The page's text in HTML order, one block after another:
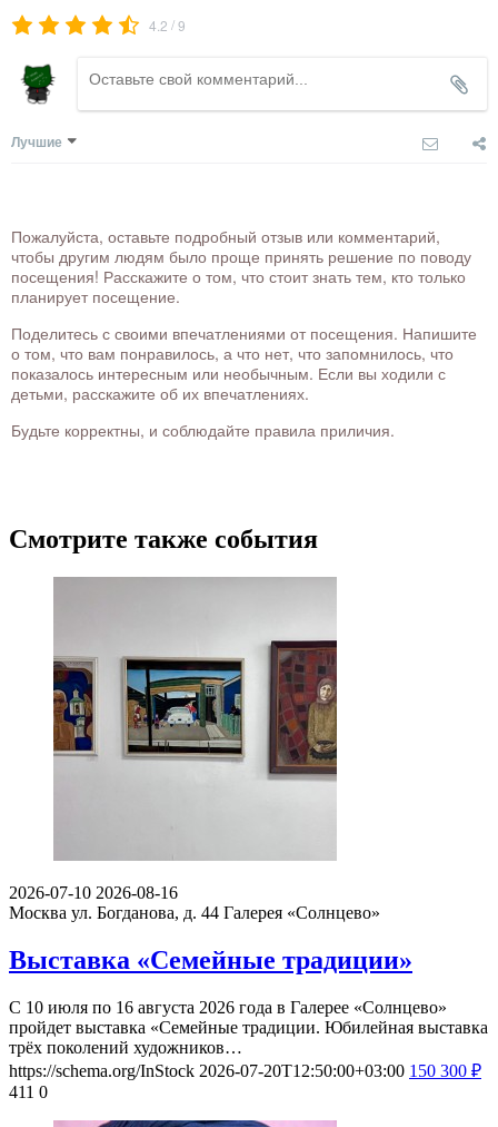
4.2 /9
Лучшие
Пожалуйста, оставьте подробный отзыв или комментарий,
чтобы другим людям было проще принять решение по поводу
посещения! Расскажите о том, что стоит знать тем, кто только
планирует посещение.
Поделитесь с своими впечатлениями от посещения. Напишите
о том, что вам понравилось, а что нет, что запомнилось, что
показалось интересным или необычным. Если вы ходили с
детьми, расскажите об их впечатлениях.
Будьте корректны, и соблюдайте правила приличия.
Смотрите также события
2026-07-10 2026-08-16
Москва ул. Богданова, д. 44 Галерея «Солнцево»
Выставка «Семейные традиции»
С 10 июля по 16 августа 2026 года в Галерее «Солнцево»
пройдет выставка «Семейные традиции. Юбилейная выставка
трёх поколений художников…
https://schema.org/InStock 2026-07-20T12:50:00+03:00 150 300 ₽
411 0